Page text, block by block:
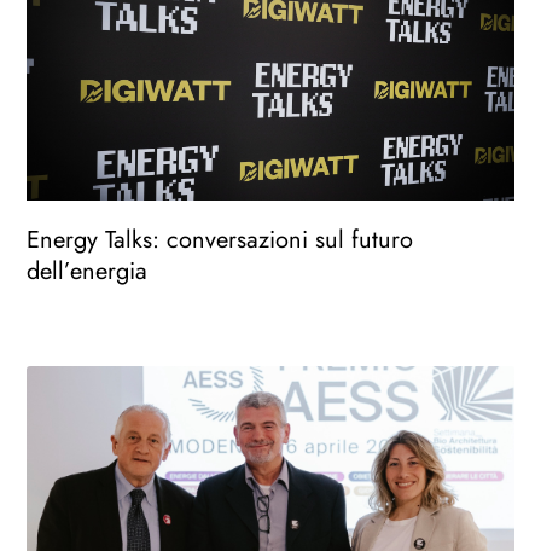
Energy Talks: conversazioni sul futuro
dell’energia